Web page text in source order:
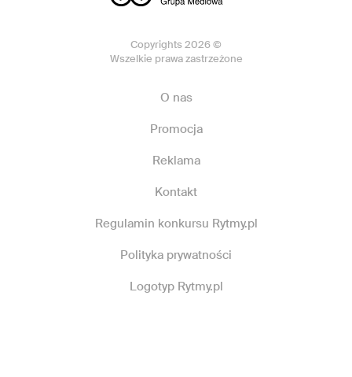
Copyrights 2026 ©
Wszelkie prawa zastrzeżone
O nas
Promocja
Reklama
Kontakt
Regulamin konkursu Rytmy.pl
Polityka prywatności
Logotyp Rytmy.pl